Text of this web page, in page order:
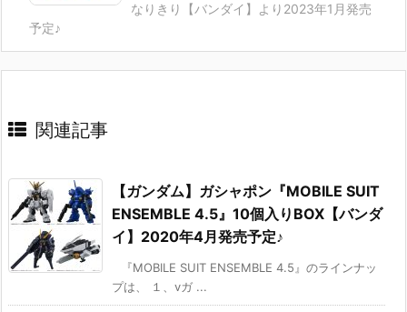
なりきり【バンダイ】より2023年1月発売
予定♪
関連記事
【ガンダム】ガシャポン『MOBILE SUIT
ENSEMBLE 4.5』10個入りBOX【バンダ
イ】2020年4月発売予定♪
『MOBILE SUIT ENSEMBLE 4.5』のラインナッ
プは、 １、vガ ...